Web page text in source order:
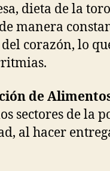
dieta de la
manera
corazón, lo
de
sectores de la
al hacer